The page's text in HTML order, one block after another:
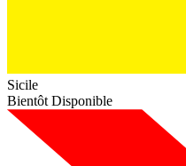
Sicile
Bientôt Disponible